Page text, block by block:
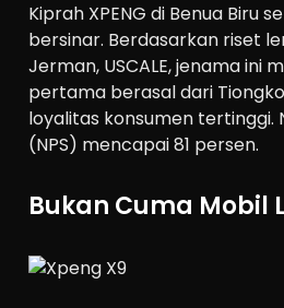
Kiprah XPENG di Benua Biru
bersinar. Berdasarkan riset
Jerman, USCALE, jenama ini
pertama berasal dari
loyalitas konsumen
(NPS) mencapai 81 persen.
Bukan Cuma Mobil